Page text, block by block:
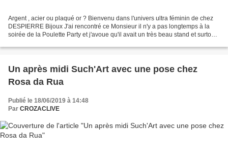
Argent , acier ou plaqué or ? Bienvenu dans l'univers ultra féminin de chez
DESPIERRE Bijoux J'ai rencontré ce Monsieur il n'y a pas longtemps à la
soirée de la Poulette Party et j'avoue qu'il avait un très beau stand et surtout,
Un après midi Such'Art avec une pose chez
Rosa da Rua
Publié le 18/06/2019 à 14:48
Par CROZACLIVE